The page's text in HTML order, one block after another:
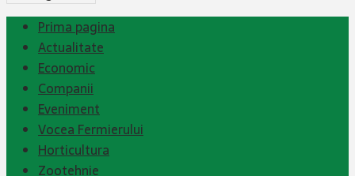
Prima pagina
Actualitate
Economic
Companii
Eveniment
Vocea Fermierului
Horticultura
Zootehnie